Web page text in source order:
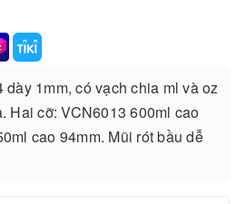
1mm, có vạch chia ml và oz
Hai cỡ: VCN6013 600ml cao
cao 94mm. Mũi rót bầu dễ